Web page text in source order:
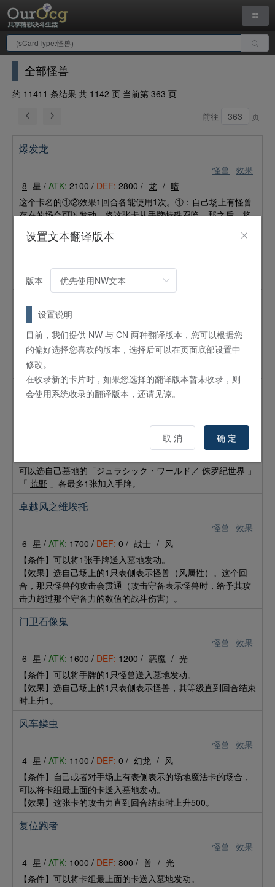
全部怪兽
约 11411 条结果 共 1142 页 当前第 363 页
前往 页
怪兽 效果
爆发龙
8 星 / ATK: 2100 / DEF: 2800 / 龙 / 暗
这个卡名的①②效果1回合各能使用1次。①：自己场上有怪兽
存在的场合可以发动。将这张卡从手牌特殊召唤。那之后，将
召唤的这张卡在怪兽区以表侧表示存在，自己特殊召唤的就只
卡的自己场上的怪兽作为链接素材来链接召唤1只龙族链接怪
兽。
星 / ATK:2200 /DEF: 2500 / 天使 / 风
【条件】可以将2张手牌送入墓地发动。
【效果】选对手场上的1张魔法陷阱卡破坏。
刃棘龙
恐龙 / 地
【条件】可以将卡组最上面的卡送入墓地发动。
可以选自己墓地的「ジュラシック・ワールド／ 侏罗纪世界 」
「 荒野 」各最多1张加入手牌。
怪兽 效果
卓越风之维埃托
6 星 / ATK: 1700 / DEF: 0 / 战士 / 风
【条件】可以将1张手牌送入墓地发动。
【效果】选自己场上的1只表侧表示怪兽（风属性）。这个回
合，那只怪兽的攻击会贯通（攻击守备表示怪兽时，给予其攻
击力超过那个守备力的数值的战斗伤害）。
怪兽 效果
门卫石像鬼
6 星 / ATK: 1600 / DEF: 1200 / 恶魔 / 光
【条件】可以将手牌的1只怪兽送入墓地发动。
【效果】选自己场上的1只表侧表示怪兽，其等级直到回合结束
时上升1。
怪兽 效果
风车鳞虫
4 星 / ATK: 1100 / DEF: 0 / 幻龙 / 风
【条件】自己或者对手场上有表侧表示的场地魔法卡的场合，
可以将卡组最上面的卡送入墓地发动。
【效果】这张卡的攻击力直到回合结束时上升500。
怪兽 效果
复位跑者
4 星 / ATK: 1000 / DEF: 800 / 兽 / 光
【条件】可以将卡组最上面的卡送入墓地发动。
设置文本翻译版本
版本
设置说明
目前，我们提供 NW 与 CN 两种翻译版本，您可以根据您
的偏好选择您喜欢的版本，选择后可以在页面底部设置中
修改。
在收录新的卡片时，如果您选择的翻译版本暂未收录，则
会使用系统收录的翻译版本，还请见谅。
取 消 确 定